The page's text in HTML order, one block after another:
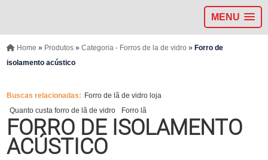
MENU
Home » Produtos» Categoria - Forros de la de vidro» Forro de
isolamento acústico
Buscas relacionadas: Forro de lã de vidro loja
Quanto custa forro de lã de vidro
Forro lã
FORRO DE ISOLAMENTO
ACÚSTICO